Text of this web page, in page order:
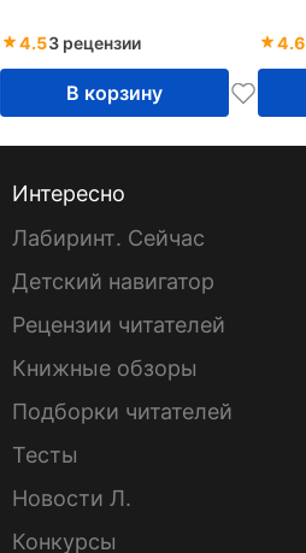
4.53 рецензии
В корзину
4.6
Интересно
Лабиринт. Сейчас
Детский навигатор
Рецензии читателей
Книжные обзоры
Подборки читателей
Тесты
Новости Л.
Конкурсы